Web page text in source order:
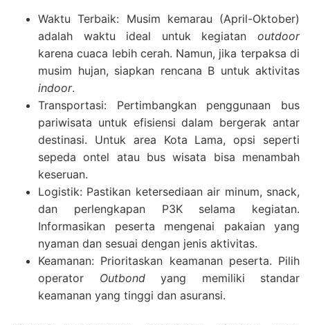
Waktu Terbaik: Musim kemarau (April-Oktober)
adalah waktu ideal untuk kegiatan outdoor
karena cuaca lebih cerah. Namun, jika terpaksa di
musim hujan, siapkan rencana B untuk aktivitas
indoor.
Transportasi: Pertimbangkan penggunaan bus
pariwisata untuk efisiensi dalam bergerak antar
destinasi. Untuk area Kota Lama, opsi seperti
sepeda ontel atau bus wisata bisa menambah
keseruan.
Logistik: Pastikan ketersediaan air minum, snack,
dan perlengkapan P3K selama kegiatan.
Informasikan peserta mengenai pakaian yang
nyaman dan sesuai dengan jenis aktivitas.
Keamanan: Prioritaskan keamanan peserta. Pilih
operator Outbondyang memiliki standar
keamanan yang tinggi dan asuransi.